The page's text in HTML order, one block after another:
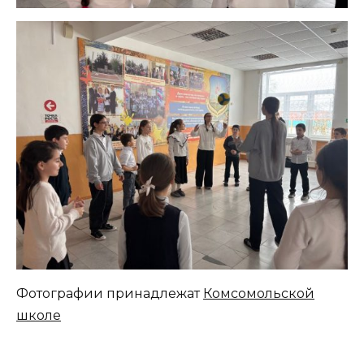
Фотографии принадлежат Комсомольской
школе